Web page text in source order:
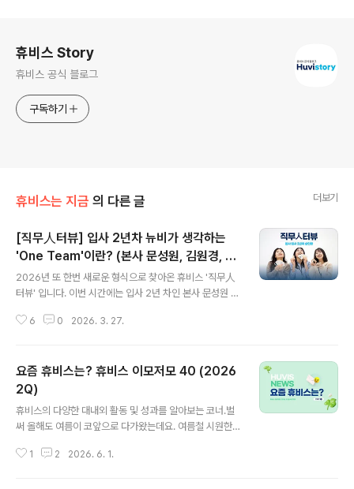
휴비스 Story
휴비스 공식 블로그
구독하기
휴비스는 지금 의 다른 글 더보기
[직무人터뷰] 입사 2년차 뉴비가 생각하는
'One Team'이란? (본사 문성원, 김원경, 이
한별)
2026년 또 한번 새로운 형식으로 찾아온 휴비스 '직무人
터뷰' 입니다. 이번 시간에는 입사 2년 차인 본사 문성원 대
서 어떻게 지내고 있는지, 자신만의 업무 노하우는 무엇인
터뷰 영상 보기
6 0 2026. 3. 27.
요즘 휴비스는? 휴비스 이모저모 40 (2026
2Q)
휴비스의 다양한 대내외 활동 및 성과를 알아보는 코너.벌
써 올해도 여름이 코앞으로 다가왔는데요. 여름철 시원한
지역마다 바다의 색이 다른지 궁금하지는 않으셨나요? 바
1 2 2026. 6. 1.